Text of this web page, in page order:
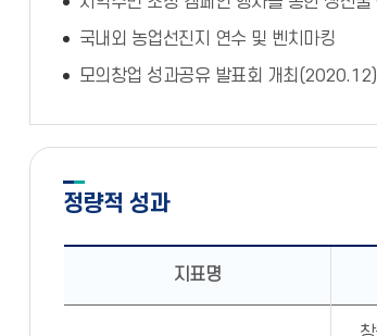
국내외 농업선진지 연수 및 벤치마킹
모의창업 성과공유 발표회 개최(2020.12)
정량적 성과
지표명